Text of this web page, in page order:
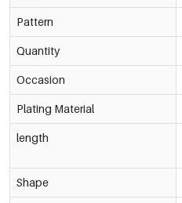
Pattern
Quantity
Occasion
Plating Material
length
Shape